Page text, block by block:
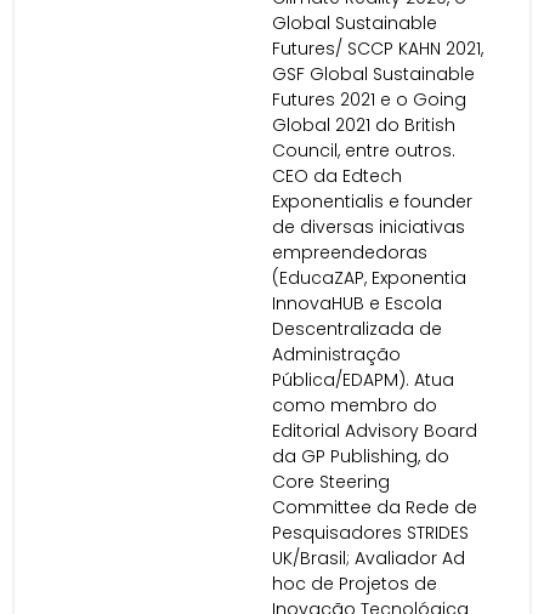
Global Sustainable
Futures/ SCCP KAHN 2021,
GSF Global Sustainable
Futures 2021 e o Going
Global 2021 do British
Council, entre outros.
CEO da Edtech
Exponentialis e founder
de diversas iniciativas
empreendedoras
(EducaZAP, Exponentia
InnovaHUB e Escola
Descentralizada de
Administração
Pública/EDAPM). Atua
como membro do
Editorial Advisory Board
da GP Publishing, do
Core Steering
Committee da Rede de
Pesquisadores STRIDES
UK/Brasil; Avaliador Ad
hoc de Projetos de
Inovação Tecnológica